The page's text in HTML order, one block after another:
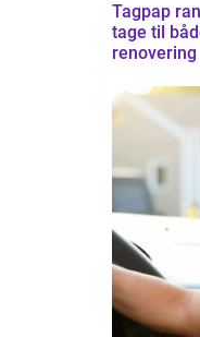
Tagpap randers
tage til
renovering